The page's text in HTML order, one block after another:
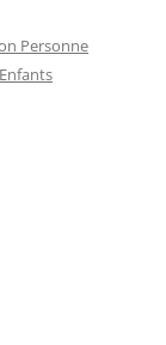
Personne